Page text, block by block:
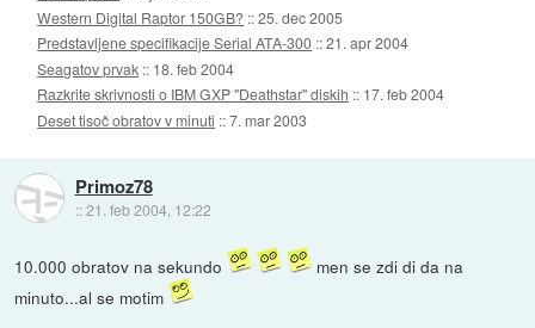
Western Digital Raptor 150GB? ::25. dec 2005
Predstavljene specifikacije Serial ATA-300 ::21. apr 2004
Seagatov prvak :: 18. feb 2004
Razkrite skrivnosti o IBM GXP "Deathstar" diskih :: 17. feb 2004
Deset tisoč obratov v minuti ::7. mar 2003
Primoz78
::21. feb 2004, 12:22
10.000 obratov na sekundo
men se zdi di da na
minuto...al se motim